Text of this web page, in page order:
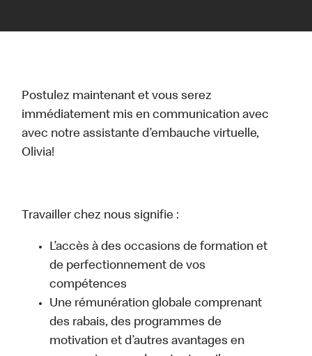
Postulez maintenant et vous serez
immédiatement mis en communication avec
avec notre assistante d’embauche virtuelle,
Olivia!
Travailler chez nous signifie :
L’accès à des occasions de formation et
de perfectionnement de vos
compétences
Une rémunération globale comprenant
des rabais, des programmes de
motivation et d’autres avantages en